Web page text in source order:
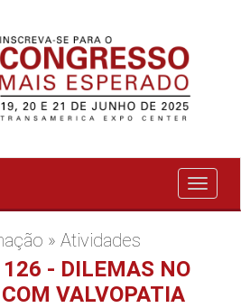
Exibir
menu
» Atividades
- DILEMAS NO
VALVOPATIA